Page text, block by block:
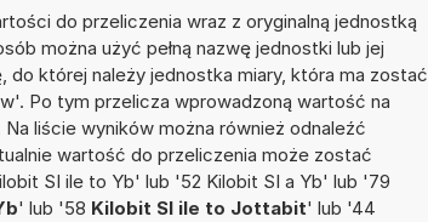
do przeliczenia wraz z oryginalną jednostką
można użyć pełną nazwę jednostki lub jej
której należy jednostka miary, która ma zostać
Po tym przelicza wprowadzoną wartość na
liście wyników można również odnaleźć
wartość do przeliczenia może zostać
SI ile to Yb' lub '52 Kilobit SI a Yb' lub '79
' lub '58 Kilobit SI ile to Jottabit' lub '44